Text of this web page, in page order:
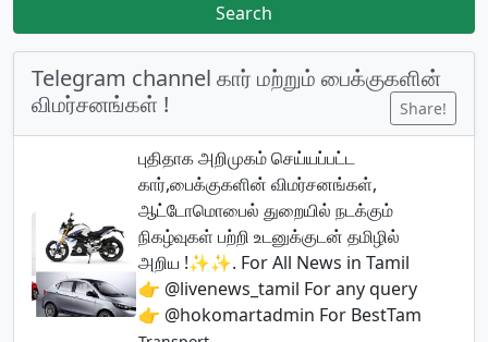
Search
Telegram channel கார் மற்றும் பைக்குகளின்
விமர்சனங்கள் !
Share!
புதிதாக அறிமுகம் செய்யப்பட்ட
கார்,பைக்குகளின் விமர்சனங்கள்,
ஆட்டோமொபைல் துறையில் நடக்கும்
நிகழ்வுகள் பற்றி உடனுக்குடன் தமிழில்
அறிய !✨✨. For All News in Tamil
👉 @livenews_tamil For any query
👉 @hokomartadmin For BestTam